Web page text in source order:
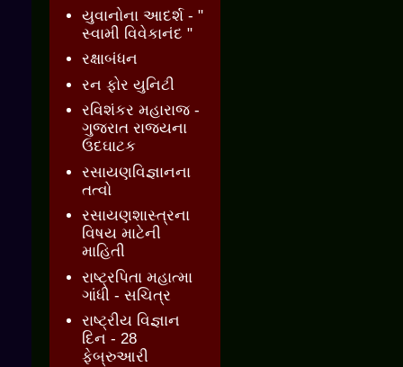
યુવાનોના આદર્શ - "
સ્વામી વિવેકાનંદ "
રક્ષાબંધન
રન ફોર યુનિટી
રવિશંકર મહારાજ -
ગુજરાત રાજ્યના
ઉદઘાટક
રસાયણવિજ્ઞાનના
તત્વો
રસાયણશાસ્ત્રના
વિષય માટેની
માહિતી
રાષ્ટ્રપિતા મહાત્મા
ગાંધી - સચિત્ર
રાષ્ટ્રીય વિજ્ઞાન
દિન - 28
ફેબ્રુઆરી